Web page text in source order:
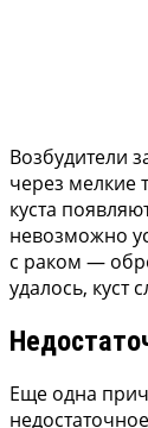
Возбудители
через мелкие
куста
невозможно
с раком —
удалось, куст
Еще одна